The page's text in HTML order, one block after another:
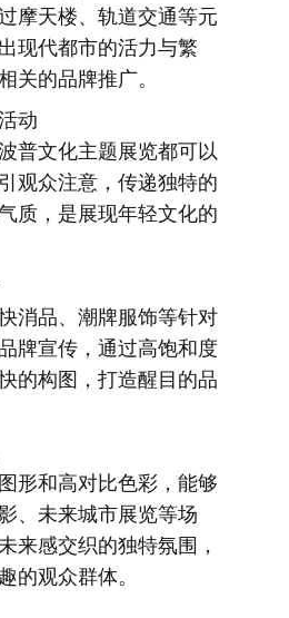
摩天楼、轨道交通等元
现代都市的活力与繁
关的品牌推广。
动
普文化主题展览都可以
观众注意，传递独特的
质，是展现年轻文化的
消品、潮牌服饰等针对
牌宣传，通过高饱和度
的构图，打造醒目的品
形和高对比色彩，能够
、未来城市展览等场
来感交织的独特氛围，
的观众群体。